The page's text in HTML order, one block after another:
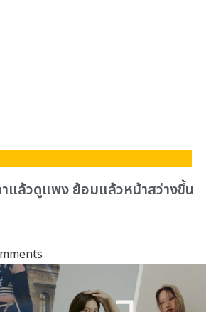
แล้วดูแพง ย้อมแล้วหน้าสว่างขึ้น